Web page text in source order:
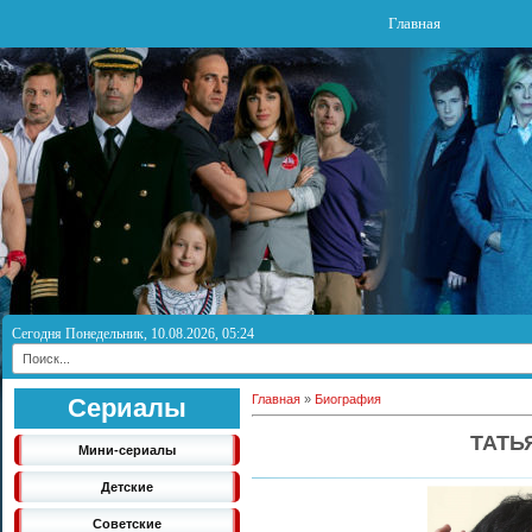
Главная
Сегодня Понедельник, 10.08.2026, 05:24
Сериалы
Мини-сериалы
Детские
Советские
Главная » Биография